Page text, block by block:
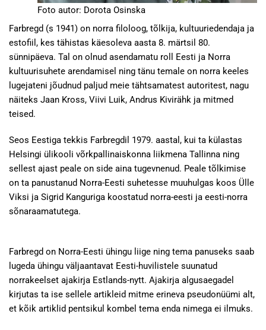
Foto autor: Dorota Osinska
Farbregd (s 1941) on norra filoloog, tõlkija, kultuuriedendaja ja
estofiil, kes tähistas käesoleva aasta 8. märtsil 80.
sünnipäeva. Tal on olnud asendamatu roll Eesti ja Norra
kultuurisuhete arendamisel ning tänu temale on norra keeles
lugejateni jõudnud paljud meie tähtsamatest autoritest, nagu
näiteks Jaan Kross, Viivi Luik, Andrus Kivirähk ja mitmed
teised.
Seos Eestiga tekkis Farbregdil 1979. aastal, kui ta külastas
Helsingi ülikooli võrkpallinaiskonna liikmena Tallinna ning
sellest ajast peale on side aina tugevnenud. Peale tõlkimise
on ta panustanud Norra-Eesti suhetesse muuhulgas koos Ülle
Viksi ja Sigrid Kanguriga koostatud norra-eesti ja eesti-norra
sõnaraamatutega.
Farbregd on Norra-Eesti ühingu liige ning tema panuseks saab
lugeda ühingu väljaantavat Eesti-huvilistele suunatud
norrakeelset ajakirja Estlands-nytt. Ajakirja algusaegadel
kirjutas ta ise sellele artikleid mitme erineva pseudonüümi alt,
et kõik artiklid pentsikul kombel tema enda nimega ei ilmuks.